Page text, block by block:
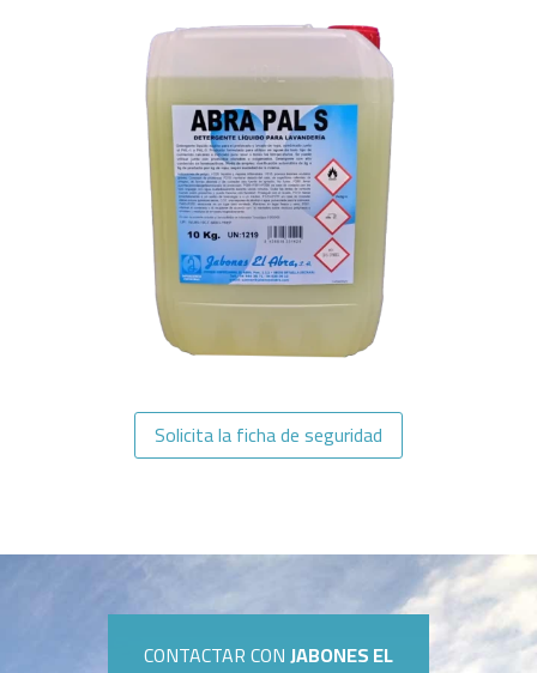
Solicita la ficha de seguridad
CONTACTAR CONJABONES EL